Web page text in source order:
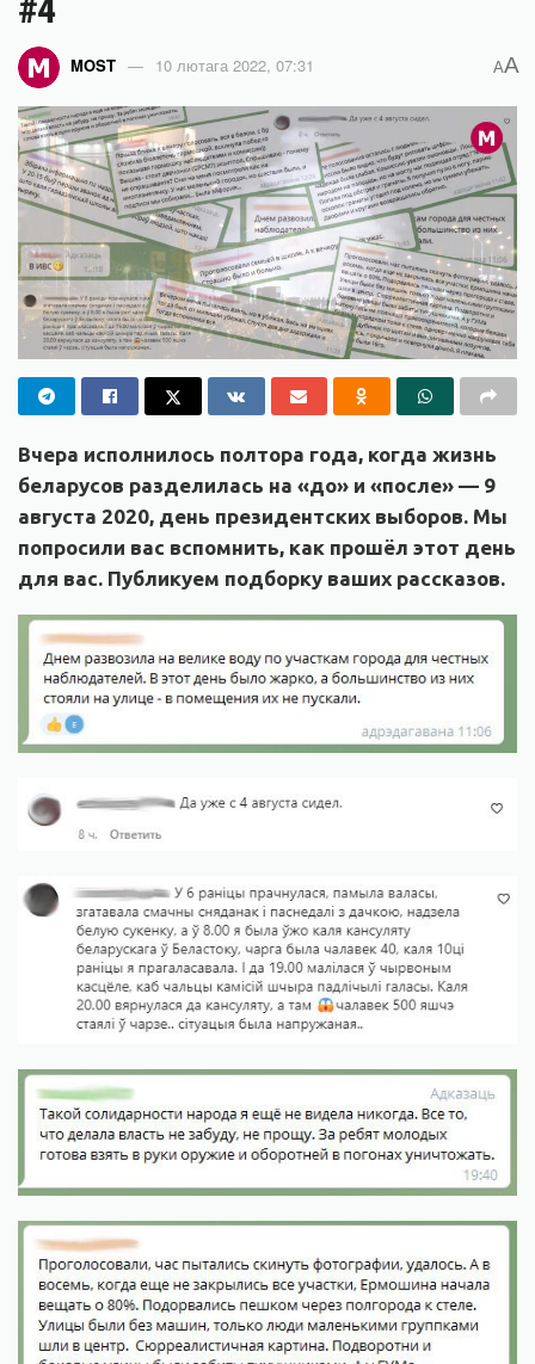
#4
MOST 10 лютага 2022, 07:31 AA
Вчера исполнилось полтора года, когда жизнь
беларусов разделилась на «до» и «после» — 9
августа 2020, день президентских выборов. Мы
попросили вас вспомнить, как прошёл этот день
для вас. Публикуем подборку ваших рассказов.